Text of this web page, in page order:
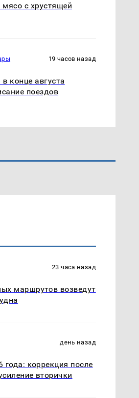
с хрустящей
19 часов назад
конце августа
поездов
23 часа назад
маршрутов возведут
день назад
года: коррекция после
вторички